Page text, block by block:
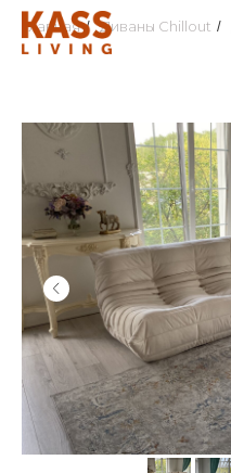
Главная / Диваны Chillout /